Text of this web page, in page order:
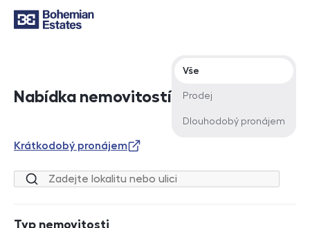
Nabídka nemovitostí
Typ nabídky
Vše
Prodej
Dlouhodobý pronájem
Krátkodobý pronájem
Lokalita nebo ulice
Typ nemovitosti